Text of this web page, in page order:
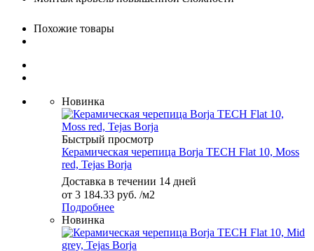
Похожие товары
Новинка
Быстрый просмотр
Керамическая черепица Borja TECH Flat 10, Moss
red, Tejas Borja
Доставка в течении 14 дней
от 3 184.33 руб. /м2
Подробнее
Новинка